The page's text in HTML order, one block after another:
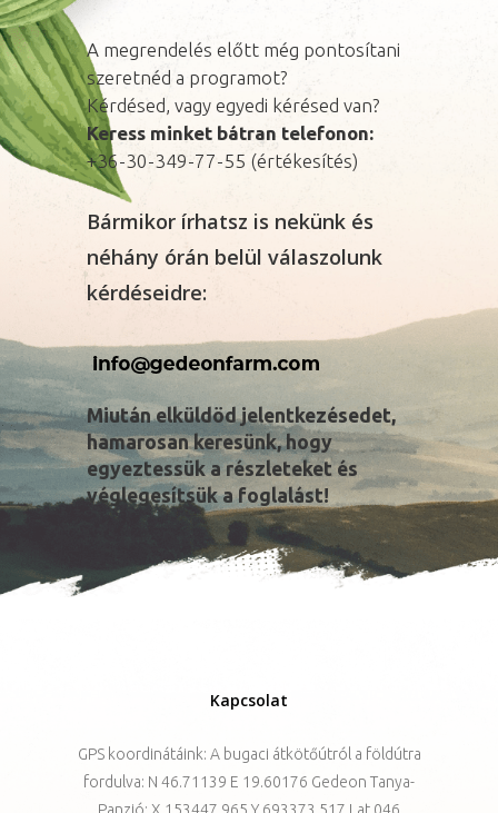
A megrendelés előtt még pontosítani
szeretnéd a programot?
Kérdésed, vagy egyedi kérésed van?
Keress minket bátran telefonon:
+36-30-349-77-55 (értékesítés)
Bármikor írhatsz is nekünk és
néhány órán belül válaszolunk
kérdéseidre:
Miután elküldöd jelentkezésedet,
hamarosan keresünk, hogy
egyeztessük a részleteket és
véglegesítsük a foglalást!
Kapcsolat
GPS koordinátáink: A bugaci átkötőútról a földútra
fordulva: N 46.71139 E 19.60176 Gedeon Tanya-